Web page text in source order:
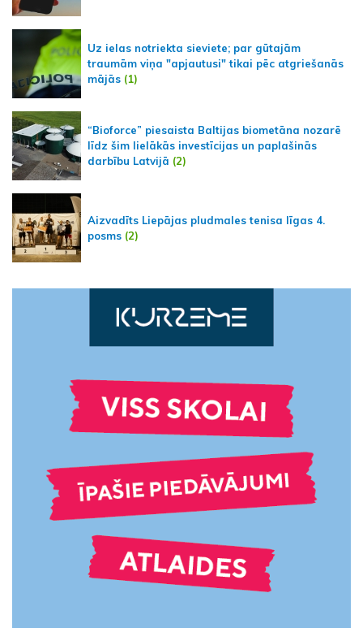
Uz ielas notriekta sieviete; par gūtajām
traumām viņa "apjautusi" tikai pēc atgriešanās
mājās (1)
“Bioforce” piesaista Baltijas biometāna nozarē
līdz šim lielākās investīcijas un paplašinās
darbību Latvijā (2)
Aizvadīts Liepājas pludmales tenisa līgas 4.
posms (2)